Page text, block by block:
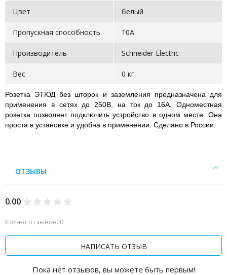
Цвет белый
Пропускная способность 10А
Производитель Schneider Electric
Вес 0 кг
Розетка ЭТЮД без шторок и заземления предназначена для
применения в сетях до 250В, на ток до 16А. Одноместная
розетка позволяет подключить устройство в одном месте. Она
проста в установке и удобна в применении. Сделано в России.
ОТЗЫВЫ
0.00
Кол-во отзывов: 0
НАПИСАТЬ ОТЗЫВ
Пока нет отзывов, вы можете быть первым!